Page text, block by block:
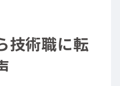
技術職に転